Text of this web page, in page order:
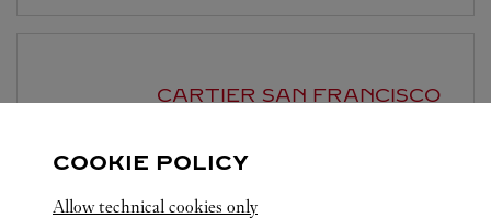
CARTIER SAN FRANCISCO
COOKIE POLICY
Allow technical cookies only